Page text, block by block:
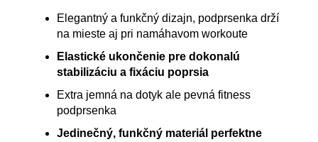
Elegantný a funkčný dizajn, podprsenka drží
na mieste aj pri namáhavom workoute
Elastické ukončenie pre dokonalú
stabilizáciu a fixáciu poprsia
Extra jemná na dotyk ale pevná fitness
podprsenka
Jedinečný, funkčný materiál perfektne